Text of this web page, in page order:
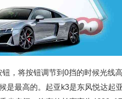
，将按钮调节到0挡的时候光线
是最高的。起亚k3是东风悦达起